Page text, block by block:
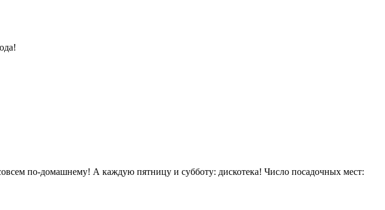
по-домашнему! А каждую пятницу и субботу: дискотека! Число посадочных мест: